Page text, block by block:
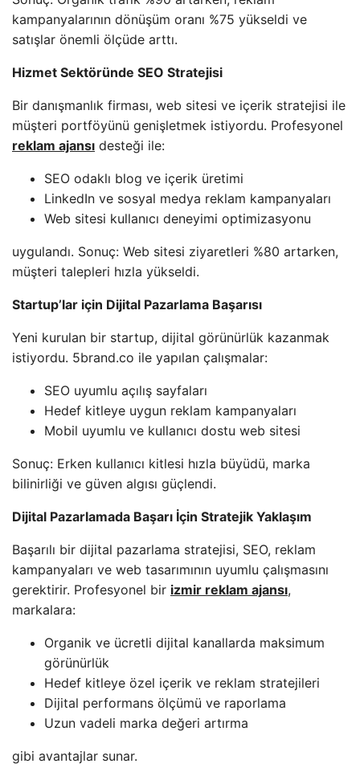
kampanyalarının dönüşüm oranı %75 yükseldi ve
satışlar önemli ölçüde arttı.
Hizmet Sektöründe SEO Stratejisi
Bir danışmanlık firması, web sitesi ve içerik stratejisi ile
müşteri portföyünü genişletmek istiyordu. Profesyonel
reklam ajansı desteği ile:
SEO odaklı blog ve içerik üretimi
LinkedIn ve sosyal medya reklam kampanyaları
Web sitesi kullanıcı deneyimi optimizasyonu
uygulandı. Sonuç: Web sitesi ziyaretleri %80 artarken,
müşteri talepleri hızla yükseldi.
Startup’lar için Dijital Pazarlama Başarısı
Yeni kurulan bir startup, dijital görünürlük kazanmak
istiyordu. 5brand.co ile yapılan çalışmalar:
SEO uyumlu açılış sayfaları
Hedef kitleye uygun reklam kampanyaları
Mobil uyumlu ve kullanıcı dostu web sitesi
Sonuç: Erken kullanıcı kitlesi hızla büyüdü, marka
bilinirliği ve güven algısı güçlendi.
Dijital Pazarlamada Başarı İçin Stratejik Yaklaşım
Başarılı bir dijital pazarlama stratejisi, SEO, reklam
kampanyaları ve web tasarımının uyumlu çalışmasını
gerektirir. Profesyonel bir izmir reklam ajansı,
markalara:
Organik ve ücretli dijital kanallarda maksimum
görünürlük
Hedef kitleye özel içerik ve reklam stratejileri
Dijital performans ölçümü ve raporlama
Uzun vadeli marka değeri artırma
gibi avantajlar sunar.